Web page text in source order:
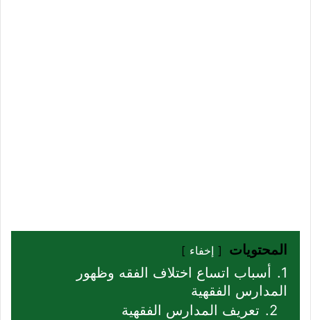
المحتويات إخفاء
1.
أسباب اتساع اختلاف الفقه وظهور
المدارس الفقهية
2.
تعريف المدارس الفقهية